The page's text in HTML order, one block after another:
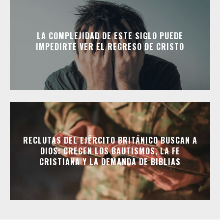
LA COMPLEJIDAD DE ESTE SIGLO PUEDE
IMPEDIRTE VER EL REGRESO DE CRISTO
RECLUTAS DEL EJÉRCITO BRITÁNICO BUSCAN A
DIOS: CRECEN LOS BAUTISMOS, LA FE
CRISTIANA Y LA DEMANDA DE BIBLIAS